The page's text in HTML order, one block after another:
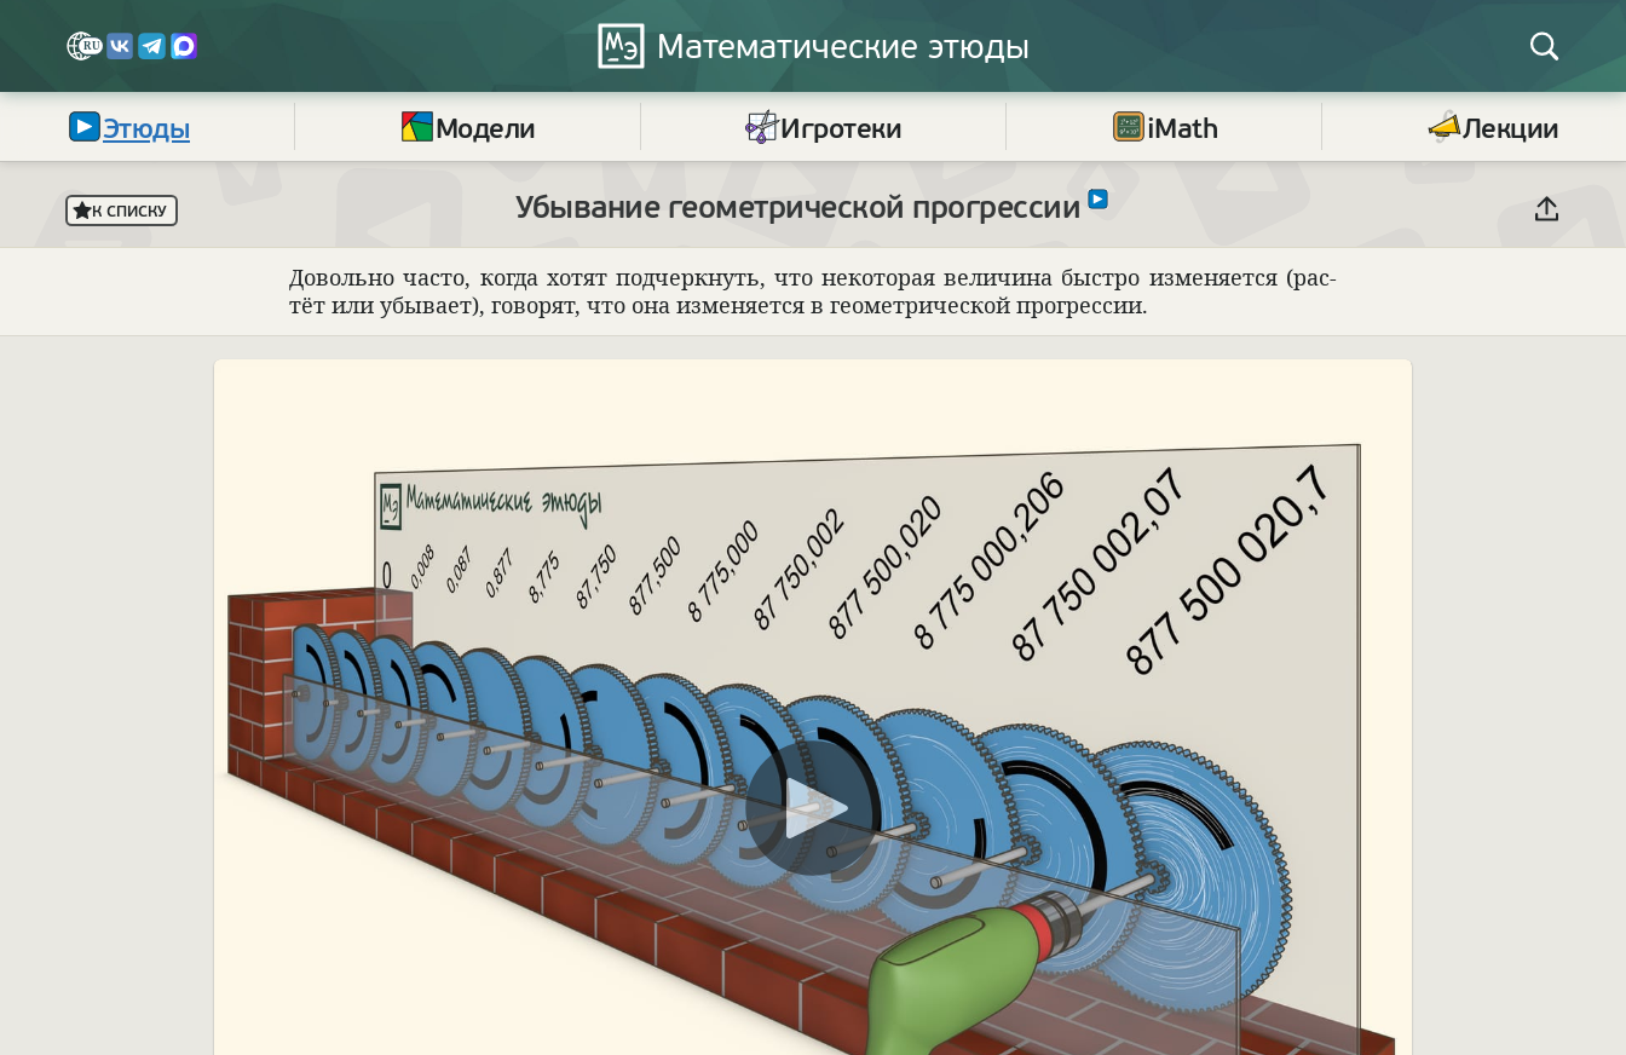
Математические этюды
Этюды Модели Игротеки iMath Лекции
К СПИСКУ Убывание геометрической прогрессии
Довольно часто, когда хотят под­черк­нуть, что неко­то­рая вели­чина быстро изме­ня­ется (рас­
тёт или убы­вает), гово­рят, что она изме­ня­ется в геомет­ри­че­ской прогрес­сии.